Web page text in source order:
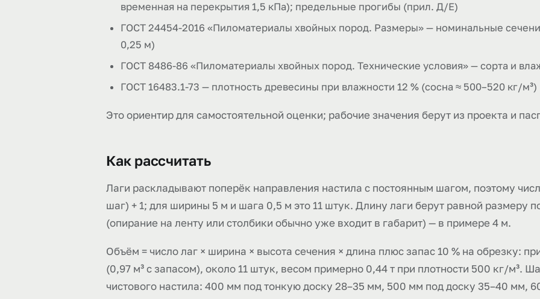
временная на перекрытия 1,5 кПа); предельные прогибы (прил. Д/Е)
ГОСТ 24454-2016 «Пиломатериалы хвойных пород. Размеры» — номинальные
0,25 м)
ГОСТ 8486-86 «Пиломатериалы хвойных пород. Технические условия» — сорта и
ГОСТ 16483.1-73 — плотность древесины при влажности 12 % (сосна ≈ 500–520 кг/м³)
Это ориентир для самостоятельной оценки; рабочие значения берут из проекта и
Как рассчитать
Лаги раскладывают поперёк направления настила с постоянным шагом, поэтому
шаг) + 1; для ширины 5 м и шага 0,5 м это 11 штук. Длину лаги берут равной размеру
(опирание на ленту или столбики обычно уже входит в габарит) — в примере 4 м.
Объём = число лаг × ширина × высота сечения × длина плюс запас 10 % на обрезку:
(0,97 м³ с запасом), около 11 штук, весом примерно 0,44 т при плотности 500 кг/м³.
чистового настила: 400 мм под тонкую доску 28–35 мм, 500 мм под доску 35–40 мм,